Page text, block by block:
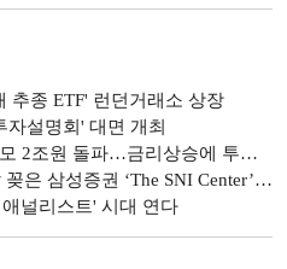
추종 ETF' 런던거래소 상장
설명회' 대면 개최
원 돌파…금리상승에 투자자 유입
SNI Center’…뉴리치 뉴머니 키운다 [VVIP센터탐방]
널리스트' 시대 연다